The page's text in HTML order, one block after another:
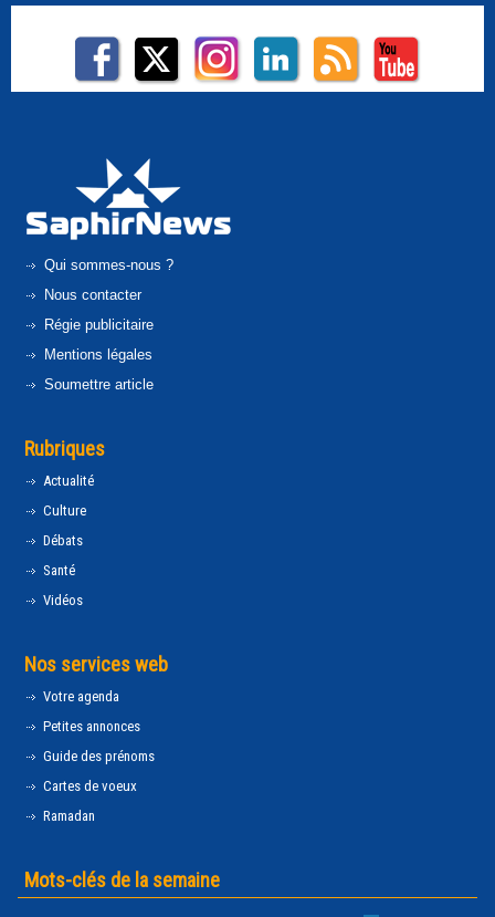
Qui sommes-nous ?
Nous contacter
Régie publicitaire
Mentions légales
Soumettre article
Rubriques
Actualité
Culture
Débats
Santé
Vidéos
Nos services web
Votre agenda
Petites annonces
Guide des prénoms
Cartes de voeux
Ramadan
Mots-clés de la semaine